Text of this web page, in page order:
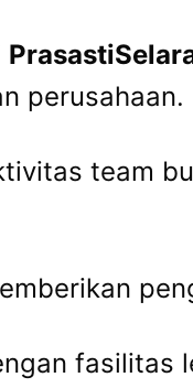
perusahaan.
team